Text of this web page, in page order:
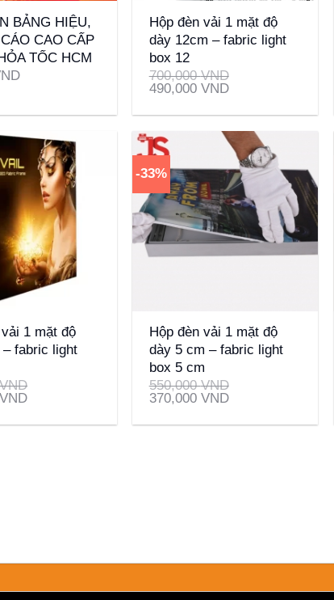
BẢNG HIỆU,
CAO CẤP
TỐC HCM
Hộp đèn vải 1 mặt độ
dày 12cm – fabric light
box 12
700,000VND
490,000 VND
1 mặt độ
fabric light
VND
VND
-33%
Hộp đèn vải 1 mặt độ
dày 5 cm – fabric light
box 5 cm
550,000VND
370,000 VND